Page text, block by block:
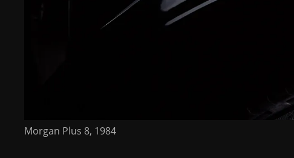
Morgan Plus 8, 1984